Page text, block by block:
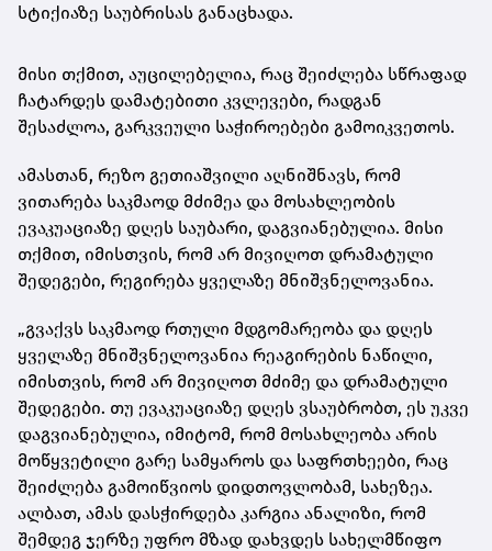
სტიქიაზე საუბრისას განაცხადა.
მისი თქმით, აუცილებელია, რაც შეიძლება სწრაფად
ჩატარდეს დამატებითი კვლევები, რადგან
შესაძლოა, გარკვეული საჭიროებები გამოიკვეთოს.
ამასთან, რეზო გეთიაშვილი აღნიშნავს, რომ
ვითარება საკმაოდ მძიმეა და მოსახლეობის
ევაკუაციაზე დღეს საუბარი, დაგვიანებულია. მისი
თქმით, იმისთვის, რომ არ მივიღოთ დრამატული
შედეგები, რეგირება ყველაზე მნიშვნელოვანია.
„გვაქვს საკმაოდ რთული მდგომარეობა და დღეს
ყველაზე მნიშვნელოვანია რეაგირების ნაწილი,
იმისთვის, რომ არ მივიღოთ მძიმე და დრამატული
შედეგები. თუ ევაკუაციაზე დღეს ვსაუბრობთ, ეს უკვე
დაგვიანებულია, იმიტომ, რომ მოსახლეობა არის
მოწყვეტილი გარე სამყაროს და საფრთხეები, რაც
შეიძლება გამოიწვიოს დიდთოვლობამ, სახეზეა.
ალბათ, ამას დასჭირდება კარგია ანალიზი, რომ
შემდეგ ჯერზე უფრო მზად დახვდეს სახელმწიფო